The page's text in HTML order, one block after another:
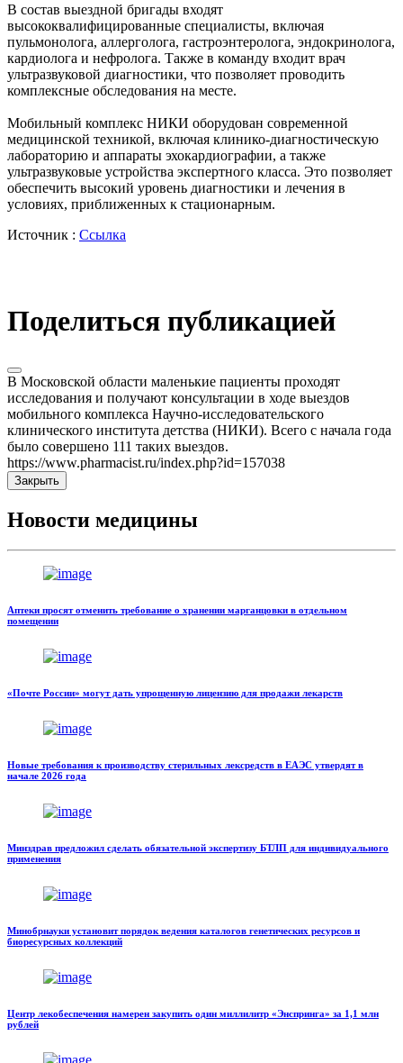
В состав выездной бригады входят
высококвалифицированные специалисты, включая
пульмонолога, аллерголога, гастроэнтеролога, эндокринолога,
кардиолога и нефролога. Также в команду входит врач
ультразвуковой диагностики, что позволяет проводить
комплексные обследования на месте.
Мобильный комплекс НИКИ оборудован современной
медицинской техникой, включая клинико-диагностическую
лабораторию и аппараты эхокардиографии, а также
ультразвуковые устройства экспертного класса. Это позволяет
обеспечить высокий уровень диагностики и лечения в
условиях, приближенных к стационарным.
Источник : Ссылка
Поделиться публикацией
В Московской области маленькие пациенты проходят
исследования и получают консультации в ходе выездов
мобильного комплекса Научно-исследовательского
клинического института детства (НИКИ). Всего с начала года
было совершено 111 таких выездов.
https://www.pharmacist.ru/index.php?id=157038
Закрыть
Новости медицины
Аптеки просят отменить требование о хранении марганцовки в отдельном
помещении
«Почте России» могут дать упрощенную лицензию для продажи лекарств
Новые требования к производству стерильных лексредств в ЕАЭС утвердят в
начале 2026 года
Минздрав предложил сделать обязательной экспертизу БТЛП для индивидуального
применения
Минобрнауки установит порядок ведения каталогов генетических ресурсов и
биоресурсных коллекций
Центр лекобеспечения намерен закупить один миллилитр «Энспринга» за 1,1 млн
рублей